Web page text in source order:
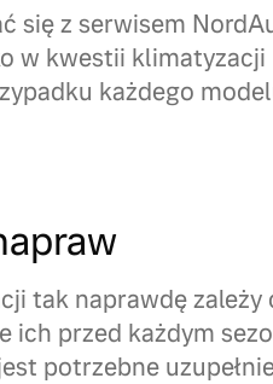
się z serwisem
w kwestii klimatyzacji
każdego
tak naprawdę zależy
ich przed każdym
potrzebne